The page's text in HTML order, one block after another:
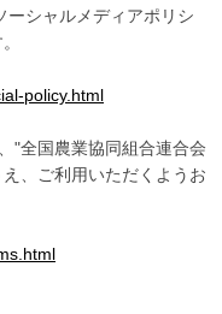
ーシャルメディアポリシ
policy.html
"全国農業協同組合連合会
、ご利用いただくようお